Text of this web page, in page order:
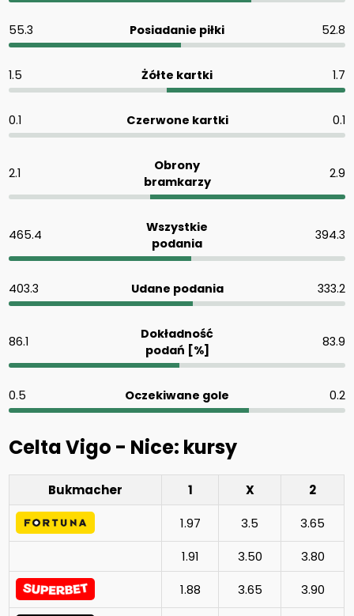
55.3 Posiadanie piłki 52.8
1.5 Żółte kartki 1.7
0.1 Czerwone kartki 0.1
2.1
Obrony
bramkarzy
2.9
465.4
Wszystkie
podania
394.3
403.3 Udane podania 333.2
86.1
Dokładność
podań [%]
83.9
0.5 Oczekiwane gole 0.2
Celta Vigo - Nice: kursy
Bukmacher 1 X
2
1.97
3.5
3.65
1.91
3.50
3.80
1.88
3.65 3.90